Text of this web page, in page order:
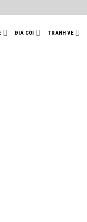
ĐĨA CÓI TRANH VẼ